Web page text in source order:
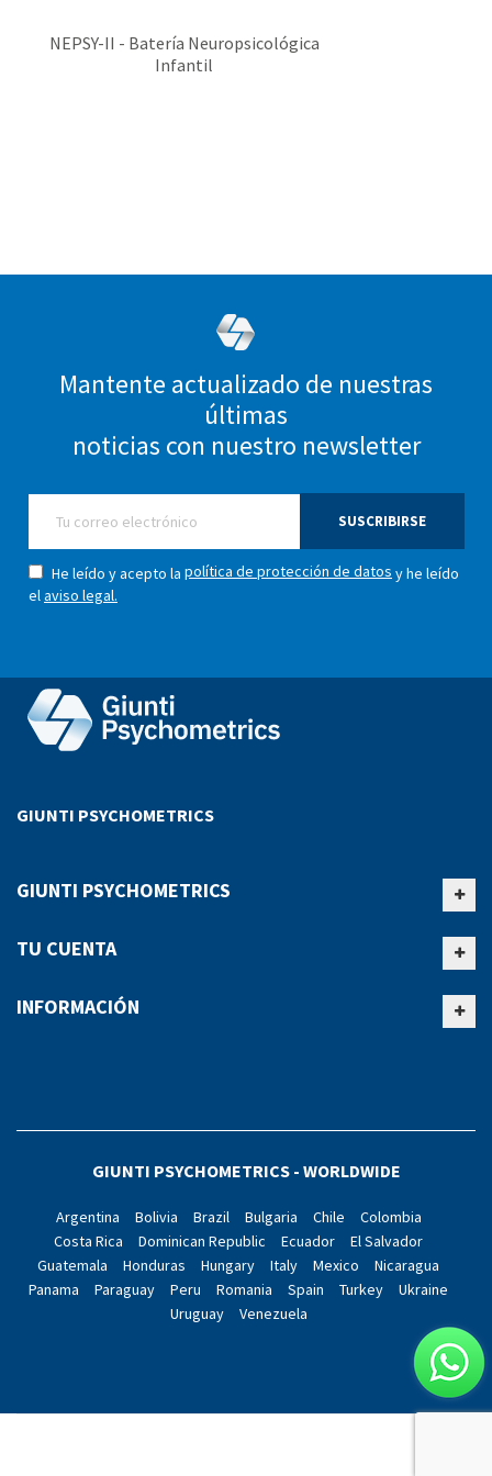
NEPSY-II - Batería Neuropsicológica
Infantil
Mantente actualizado de nuestras
últimas
noticias con nuestro newsletter
SUSCRIBIRSE
He leído y acepto la política de protección de datos y he leído
elaviso legal.
GIUNTI PSYCHOMETRICS
GIUNTI PSYCHOMETRICS
TU CUENTA
INFORMACIÓN
GIUNTI PSYCHOMETRICS - WORLDWIDE
Argentina Bolivia Brazil Bulgaria Chile
Colombia
Costa Rica
Dominican Republic Ecuador
El Salvador
Guatemala
Honduras Hungary Italy Mexico
Nicaragua
Panama
Paraguay Peru Romania Spain Turkey
Ukraine
Uruguay
Venezuela